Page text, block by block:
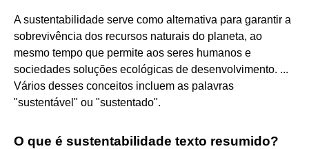
A sustentabilidade serve como alternativa para garantir a
sobrevivência dos recursos naturais do planeta, ao
mesmo tempo que permite aos seres humanos e
sociedades soluções ecológicas de desenvolvimento. ...
Vários desses conceitos incluem as palavras
"sustentável" ou "sustentado".
O que é sustentabilidade texto resumido?